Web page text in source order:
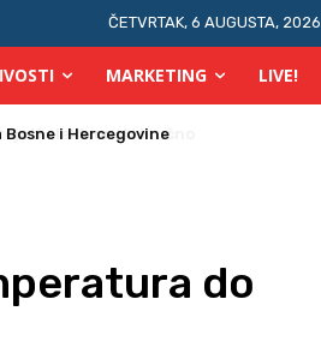
ČETVRTAK, 6 AUGUSTA, 2026
MARKETING LIVE!
elektronski i ručno
do